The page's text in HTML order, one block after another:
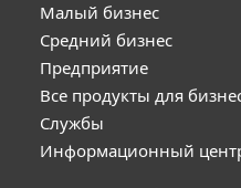
Малый бизнес
Средний бизнес
Предприятие
Все продукты для
Службы
Информационный